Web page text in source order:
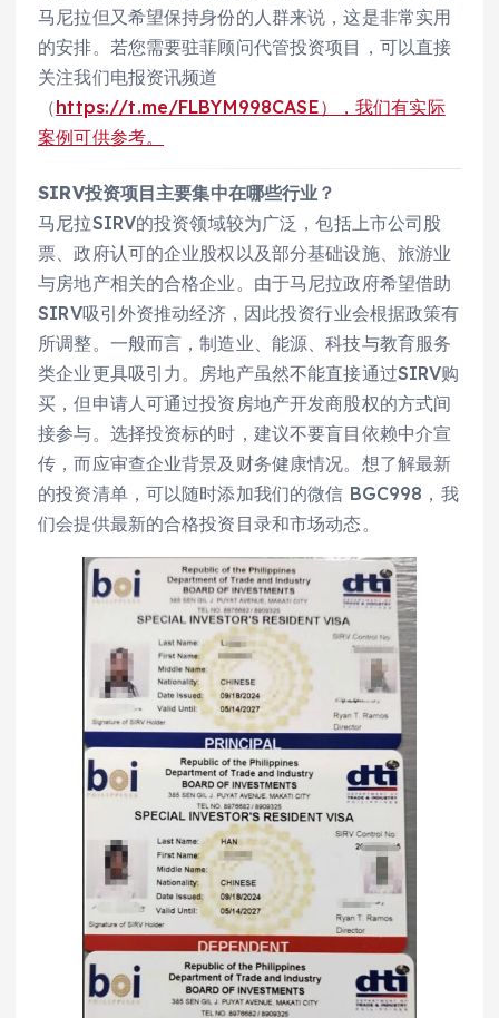
马尼拉但又希望保持身份的人群来说，这是非常实用
的安排。若您需要驻菲顾问代管投资项目，可以直接
关注我们电报资讯频道
（https://t.me/FLBYM998CASE），我们有实际
案例可供参考。
SIRV投资项目主要集中在哪些行业？
马尼拉SIRV的投资领域较为广泛，包括上市公司股
票、政府认可的企业股权以及部分基础设施、旅游业
与房地产相关的合格企业。由于马尼拉政府希望借助
SIRV吸引外资推动经济，因此投资行业会根据政策有
所调整。一般而言，制造业、能源、科技与教育服务
类企业更具吸引力。房地产虽然不能直接通过SIRV购
买，但申请人可通过投资房地产开发商股权的方式间
接参与。选择投资标的时，建议不要盲目依赖中介宣
传，而应审查企业背景及财务健康情况。想了解最新
的投资清单，可以随时添加我们的微信 BGC998，我
们会提供最新的合格投资目录和市场动态。